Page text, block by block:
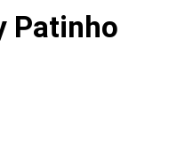
Patinho